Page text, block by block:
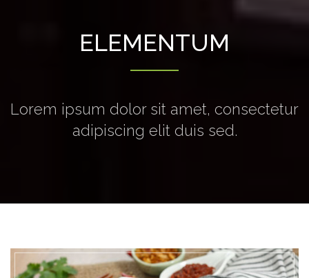
ELEMENTUM
Lorem ipsum dolor sit amet, consectetur
adipiscing elit duis sed.